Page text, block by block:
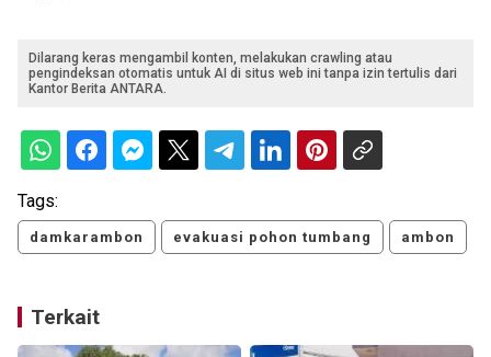
Dilarang keras mengambil konten, melakukan crawling atau
pengindeksan otomatis untuk AI di situs web ini tanpa izin tertulis dari
Kantor Berita ANTARA.
Tags:
damkarambon evakuasi pohon tumbang ambon
Terkait